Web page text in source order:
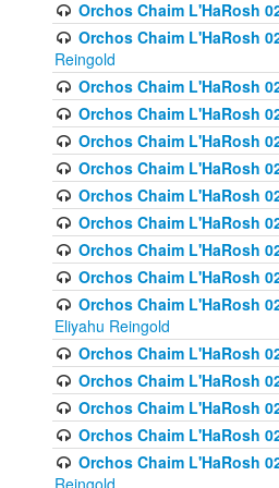
Orchos Chaim L'HaRosh
Orchos Chaim L'HaRosh
Reingold
Orchos Chaim L'HaRosh
Orchos Chaim L'HaRosh
Orchos Chaim L'HaRosh
Orchos Chaim L'HaRosh
Orchos Chaim L'HaRosh
Orchos Chaim L'HaRosh
Orchos Chaim L'HaRosh
Orchos Chaim L'HaRosh
Orchos Chaim L'HaRosh
Eliyahu Reingold
Orchos Chaim L'HaRosh
Orchos Chaim L'HaRosh
Orchos Chaim L'HaRosh
Orchos Chaim L'HaRosh
Orchos Chaim L'HaRosh
Reingold